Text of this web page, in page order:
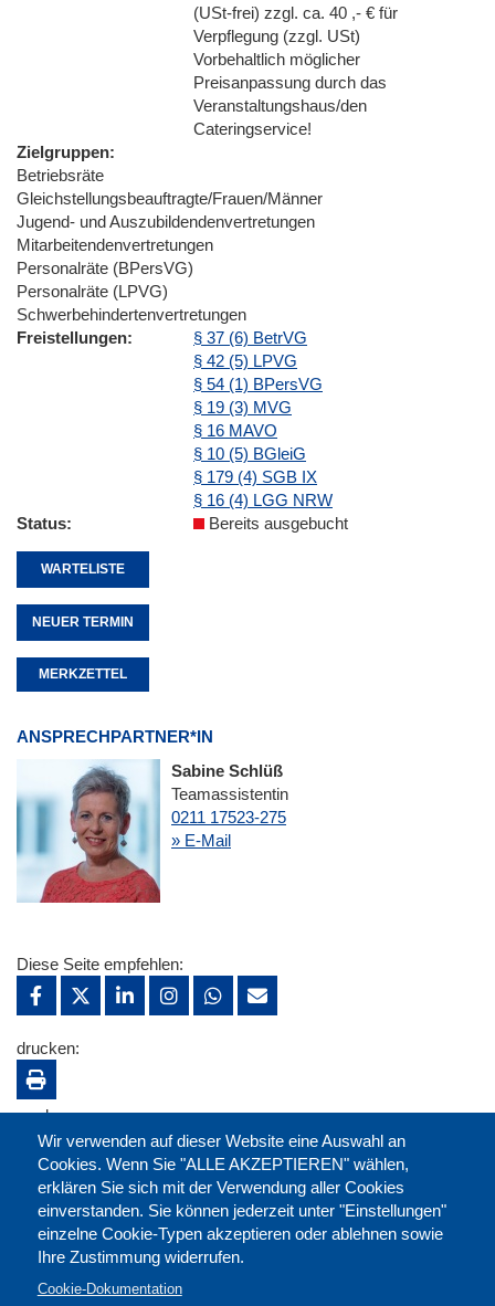
(USt-frei) zzgl. ca. 40 ,- € für
Verpflegung (zzgl. USt)
Vorbehaltlich möglicher
Preisanpassung durch das
Veranstaltungshaus/den
Cateringservice!
Zielgruppen
Betriebsräte
Gleichstellungsbeauftragte/Frauen/Männer
Jugend- und Auszubildendenvertretungen
Mitarbeitendenvertretungen
Personalräte (BPersVG)
Personalräte (LPVG)
Schwerbehindertenvertretungen
Freistellungen
§ 37 (6) BetrVG
§ 42 (5) LPVG
§ 54 (1) BPersVG
§ 19 (3) MVG
§ 16 MAVO
§ 10 (5) BGleiG
§ 179 (4) SGB IX
§ 16 (4) LGG NRW
Status
Bereits ausgebucht
WARTELISTE
NEUER TERMIN
MERKZETTEL
ANSPRECHPARTNER*IN
Sabine Schlüß
Teamassistentin
0211 17523-275
» E-Mail
Wir verwenden auf dieser Website eine Auswahl an
Cookies. Wenn Sie "ALLE AKZEPTIEREN" wählen,
erklären Sie sich mit der Verwendung aller Cookies
einverstanden. Sie können jederzeit unter "Einstellungen"
einzelne Cookie-Typen akzeptieren oder ablehnen sowie
Ihre Zustimmung widerrufen.
Cookie-Dokumentation
Diese Seite empfehlen:
drucken:
merken: